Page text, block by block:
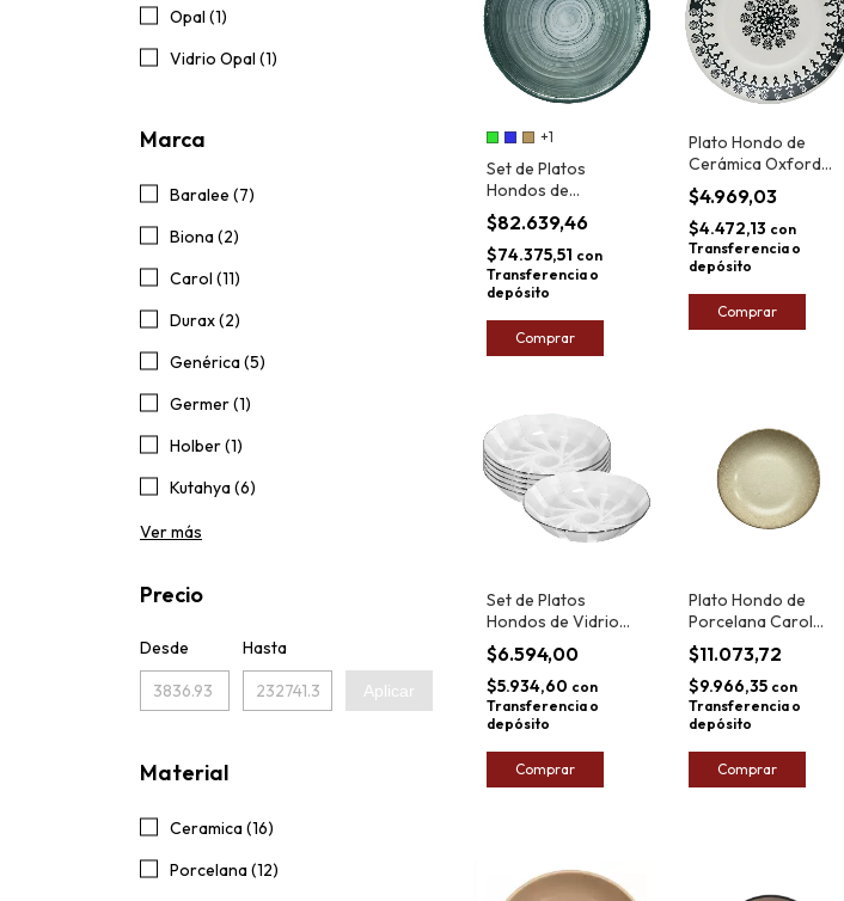
Opal (1)
Vidrio Opal (1)
Marca
Baralee (7)
Biona (2)
Carol (11)
Durax (2)
Genérica (5)
Germer (1)
Holber (1)
Kutahya (6)
Ver más
Precio
Desde Hasta
Aplicar
Material
Ceramica (16)
Porcelana (12)
+1
Set de Platos
Hondos de
Porcelana Schmidt
21cm x6
$82.639,46
$74.375,51 con
Transferencia o
depósito
Comprar
Plato Hondo de
Cerámica Oxford
Donna Folk 22cm
$4.969,03
$4.472,13 con
Transferencia o
depósito
Comprar
Set de Platos
Hondos de Vidrio
Rigolleau Galaxia
22cm x6
$6.594,00
$5.934,60 con
Transferencia o
depósito
Plato Hondo de
Porcelana Carol
Zenit 19cm
$11.073,72
$9.966,35 con
Transferencia o
depósito
Comprar